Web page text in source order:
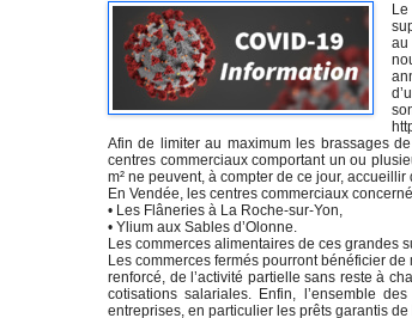
Afin de limiter au maximum les brassages
centres commerciaux comportant un ou
m² ne peuvent, à compter de ce jour,
En Vendée, les centres commerciaux
• Les Flâneries à La Roche-sur-Yon,
• Ylium aux Sables d’Olonne.
Les commerces alimentaires de ces grandes
Les commerces fermés pourront bénéficier
renforcé, de l’activité partielle sans reste à
cotisations salariales. Enfin, l’ensemble
entreprises, en particulier les prêts garantis de